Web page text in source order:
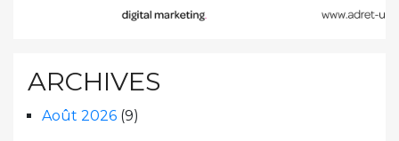
ARCHIVES
Août 2026 (9)